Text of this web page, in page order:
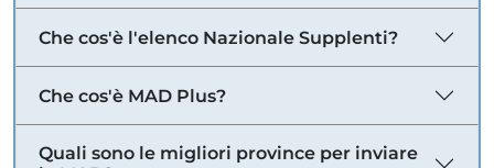
Che cos'è l'elenco Nazionale Supplenti?
Che cos'è MAD Plus?
Quali sono le migliori province per inviare